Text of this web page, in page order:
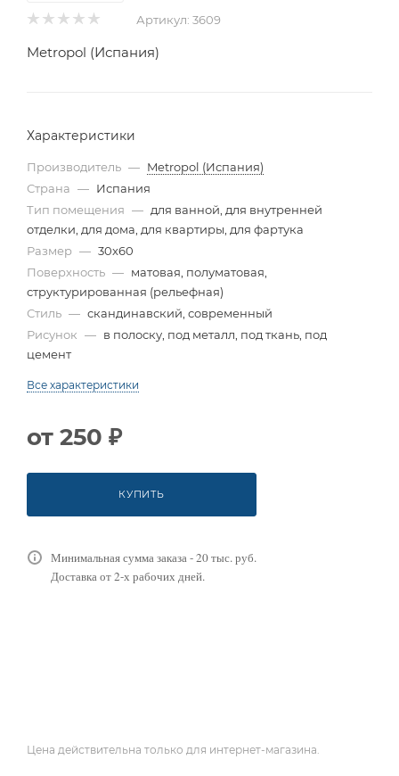
Артикул: 3609
Metropol (Испания)
Характеристики
Производитель — Metropol (Испания)
Страна — Испания
Тип помещения — для ванной, для внутренней
отделки, для дома, для квартиры, для фартука
Размер — 30x60
Поверхность — матовая, полуматовая,
структурированная (рельефная)
Стиль — скандинавский, современный
Рисунок — в полоску, под металл, под ткань, под
цемент
Все характеристики
от 250 ₽
КУПИТЬ
Минимальная сумма заказа - 20 тыс. руб.
Доставка от 2-х рабочих дней.
Цена действительна только для интернет-магазина.